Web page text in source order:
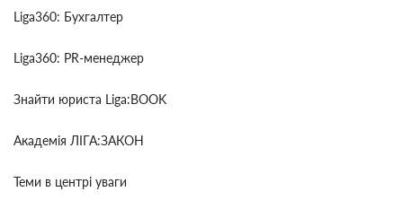
Liga360: Бухгалтер
Liga360: PR-менеджер
Знайти юриста Liga:BOOK
Академія ЛІГА:ЗАКОН
Теми в центрі уваги